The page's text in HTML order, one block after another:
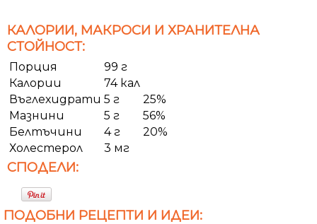
КАЛОРИИ, МАКРОСИ И ХРАНИТЕЛНА
СТОЙНОСТ:
Порция
99 г
Калории
74 кал
Въглехидрати 5 г
25%
Мазнини
5 г
56%
Белтъчини
4 г
20%
Холестерол
3 мг
СПОДЕЛИ:
ПОДОБНИ РЕЦЕПТИ И ИДЕИ: